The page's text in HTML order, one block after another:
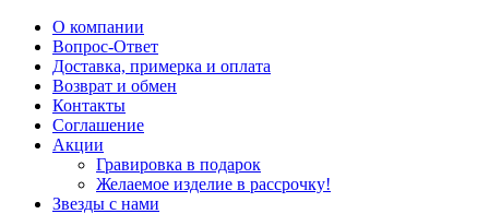
О компании
Вопрос-Ответ
Доставка, примерка и оплата
Возврат и обмен
Контакты
Соглашение
Акции
Гравировка в подарок
Желаемое изделие в рассрочку!
Звезды с нами